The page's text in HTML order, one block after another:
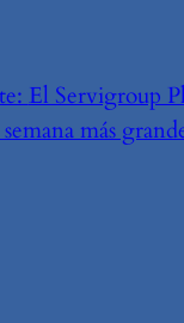
El Servigroup
más